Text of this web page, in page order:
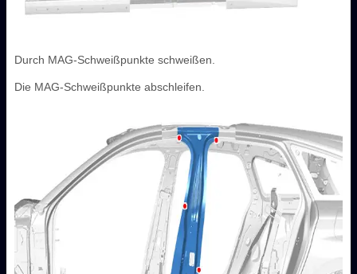
Durch MAG-Schweißpunkte schweißen.
Die MAG-Schweißpunkte abschleifen.